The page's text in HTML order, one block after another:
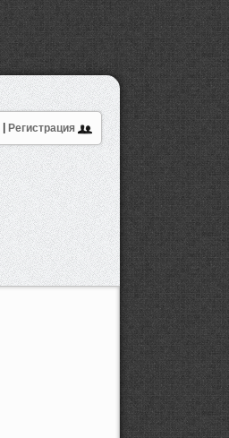
Регистрация